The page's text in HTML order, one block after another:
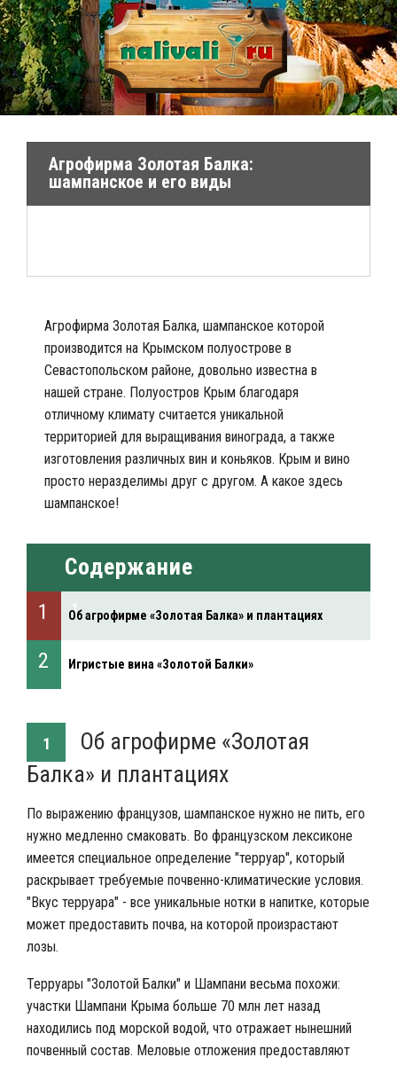
Агрофирма Золотая Балка:
шампанское и его виды
Агрофирма Золотая Балка, шампанское которой
производится на Крымском полуострове в
Севастопольском районе, довольно известна в
нашей стране. Полуостров Крым благодаря
отличному климату считается уникальной
территорией для выращивания винограда, а также
изготовления различных вин и коньяков. Крым и вино
просто неразделимы друг с другом. А какое здесь
шампанское!
Содержание
Об агрофирме «Золотая Балка» и плантациях
Игристые вина «Золотой Балки»
1
Об агрофирме «Золотая
Балка» и плантациях
По выражению французов, шампанское нужно не пить, его
нужно медленно смаковать. Во французском лексиконе
имеется специальное определение "терруар", который
раскрывает требуемые почвенно-климатические условия.
"Вкус терруара" - все уникальные нотки в напитке, которые
может предоставить почва, на которой произрастают
лозы.
Терруары "Золотой Балки" и Шампани весьма похожи:
участки Шампани Крыма больше 70 млн лет назад
находились под морской водой, что отражает нынешний
почвенный состав. Меловые отложения предоставляют